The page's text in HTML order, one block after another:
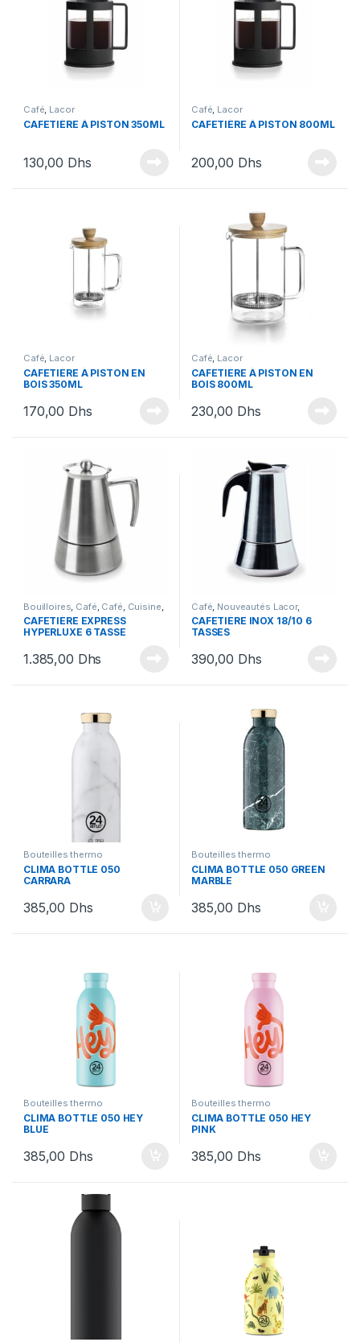
Café, Lacor
CAFETIÈRE À PISTON 350ML
130,00 Dhs
Café, Lacor
CAFETIÈRE À PISTON 800ML
200,00 Dhs
Café, Lacor
CAFETIÈRE À PISTON EN
BOIS 350ML
170,00 Dhs
Café, Lacor
CAFETIÈRE À PISTON EN
BOIS 800ML
230,00 Dhs
Bouilloires Café Café Cuisine
Nouveautés Lacor,Sélection
Nouveautés
CAFETIÈRE EXPRESS
HYPERLUXE 6 TASSE
1.385,00 Dhs
Café Nouveautés Lacor,
Sélection By Ihssane, Sélection
Nouveautés, Uncategorized
CAFETIÈRE INOX 18/10 6
TASSES
390,00 Dhs
Bouteilles thermo
CLIMA BOTTLE 050
CARRARA
385,00 Dhs
Bouteilles thermo
CLIMA BOTTLE 050 GREEN
MARBLE
385,00 Dhs
Bouteilles thermo
CLIMA BOTTLE 050 HEY
BLUE
385,00 Dhs
Bouteilles thermo
CLIMA BOTTLE 050 HEY
PINK
385,00 Dhs